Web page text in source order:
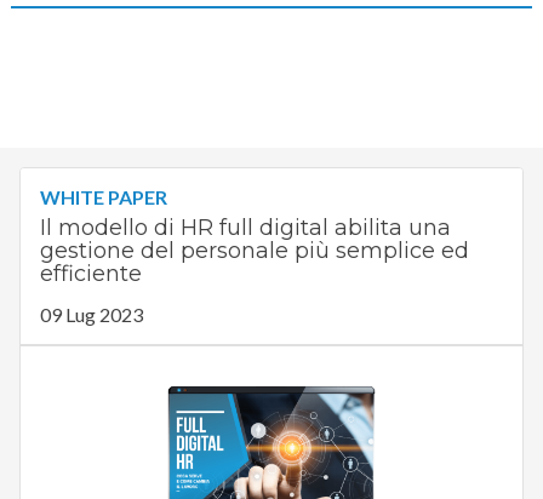
WHITE PAPER
Il modello di HR full digital abilita una
gestione del personale più semplice ed
efficiente
09 Lug 2023